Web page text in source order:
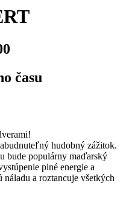
času
hudobný zážitok.
bude populárny maďarský
plné energie a
a roztancuje všetkých